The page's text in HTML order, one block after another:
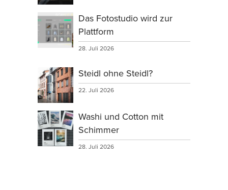
Das Fotostudio wird zur
Plattform
28. Juli 2026
Steidl ohne Steidl?
22. Juli 2026
Washi und Cotton mit
Schimmer
28. Juli 2026